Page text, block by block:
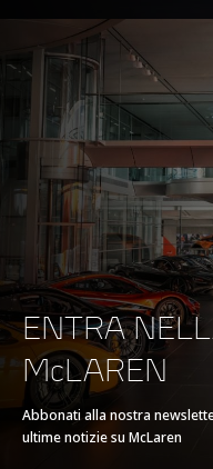
FRENATA
100-0kph (62-
200-0kph (124-
ENTRA
McLAREN
Abbonati alla nostra
ultime notizie su McLaren